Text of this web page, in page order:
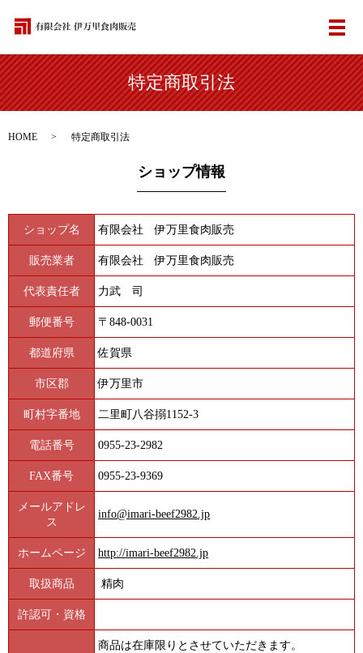
メ
特定商取引法
HOME 特定商取引法
ショップ情報
ショップ名 有限会社 伊万里食肉販売
販売業者 有限会社 伊万里食肉販売
代表責任者 力武 司
郵便番号 〒848-0031
都道府県 佐賀県
市区郡 伊万里市
町村字番地 二里町八谷搦1152-3
電話番号 0955-23-2982
FAX番号 0955-23-9369
メールアドレ
ス
info@imari-beef2982.jp
ホームページ http://imari-beef2982.jp
取扱商品 精肉
許認可・資格
商品は在庫限りとさせていただきます。